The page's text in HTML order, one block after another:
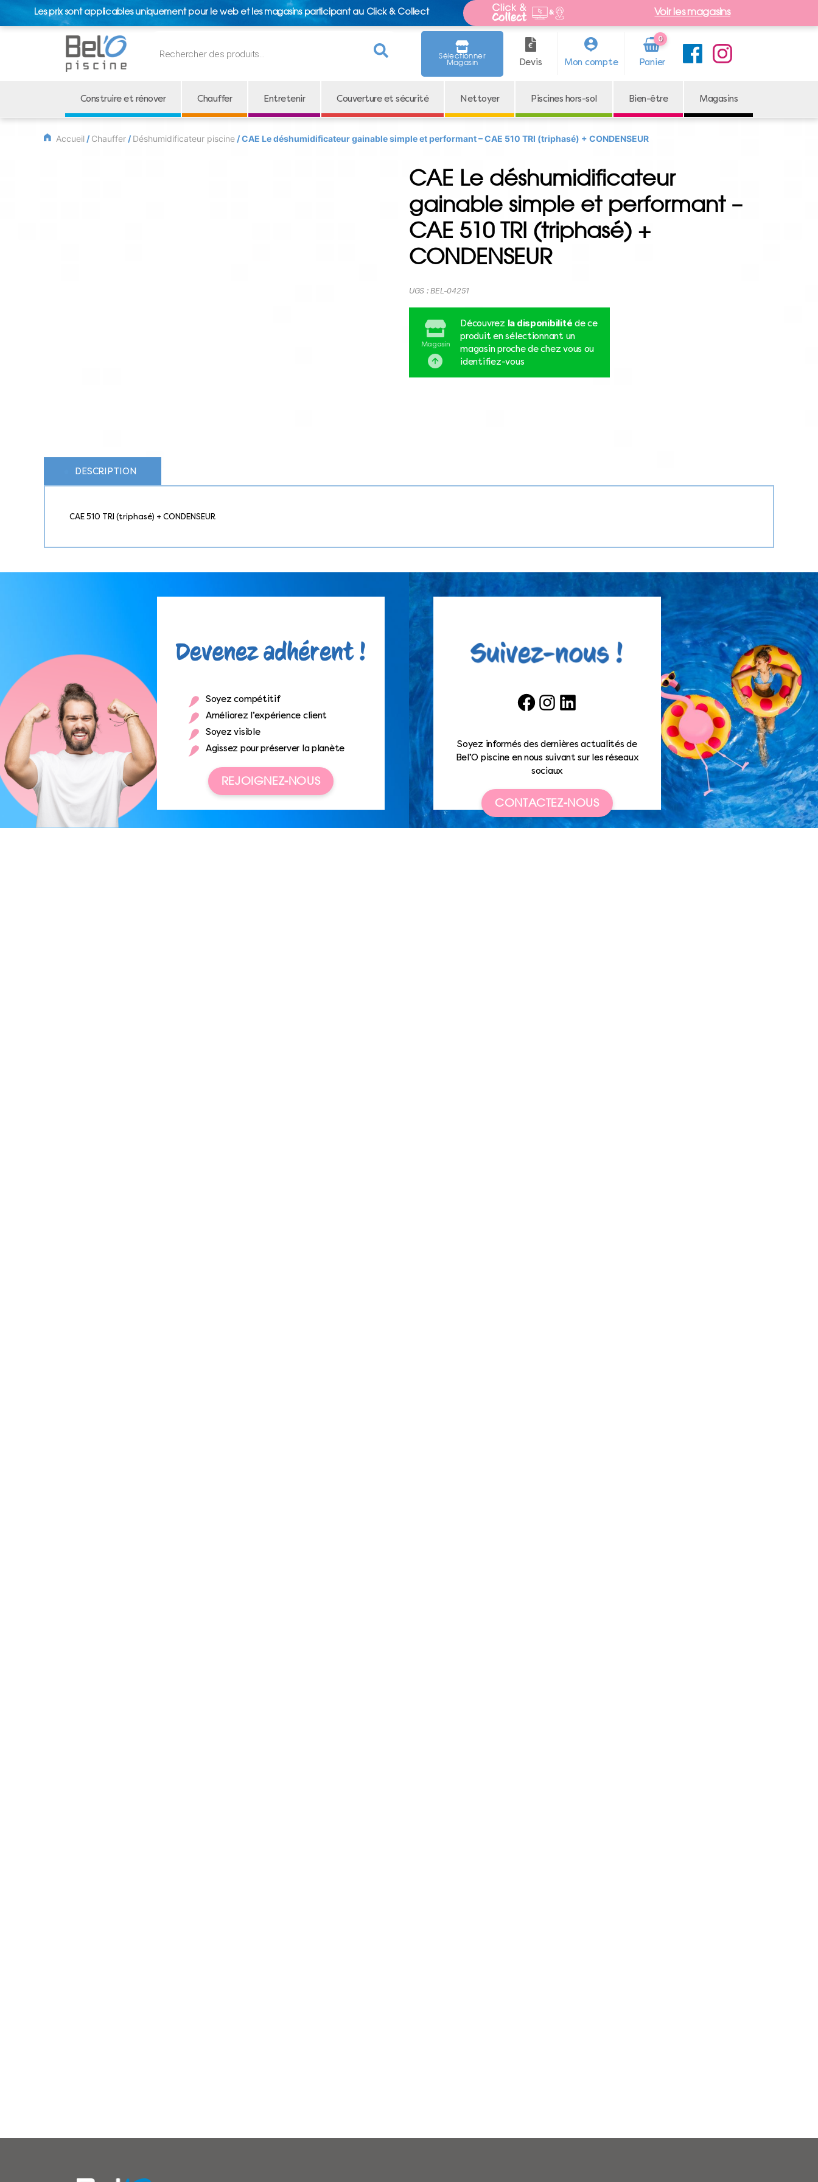
Les prix sont applicables uniquement pour le web et les magasins participant au Click & Collect Voir les magasins
de
Sélectionner
Magasin Devis Mon compte
0
Arti
cle
Construire et rénover Chauffer Entretenir Couverture et sécurité Nettoyer Piscines hors-sol Bien-être Magasins
Accueil / Chauffer / Déshumidificateur piscine / CAE Le déshumidificateur gainable simple et performant – CAE 510 TRI (triphasé) + CONDENSEUR
CAE Le déshumidificateur
gainable simple et performant –
CAE 510 TRI (triphasé) +
CONDENSEUR
Magasin
Découvrez la disponibilité de ce
produit en sélectionnant un
magasin proche de chez vous ou
identifiez-vous
UGS :BEL-04251
DESCRIPTION
CAE 510 TRI (triphasé) + CONDENSEUR
Soyez compétitif
Améliorez l’expérience client
Soyez visible
Agissez pour préserver la planète
REJOIGNEZ-NOUS
FacebookInstagramLinkedIn
Soyez informés des dernières actualités de
Bel’O piscine en nous suivant sur les réseaux
sociaux
CONTACTEZ-NOUS